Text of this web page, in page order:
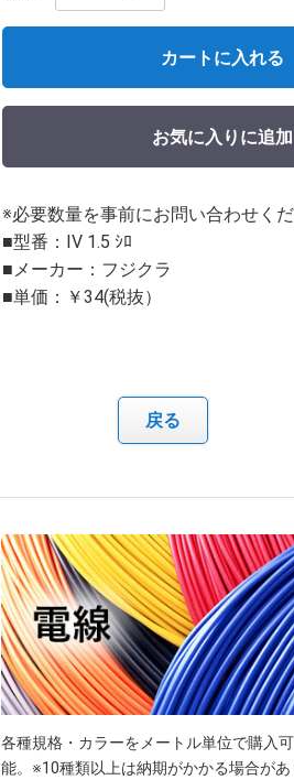
カートに入れる
お気に入りに追加
※必要数量を事前にお問い合わせく
■型番：IV 1.5 ｼﾛ
■メーカー：フジクラ
■単価：￥34(税抜）
戻る
各種規格・カラーをメートル単位で購入可
能。※10種類以上は納期がかかる場合があ